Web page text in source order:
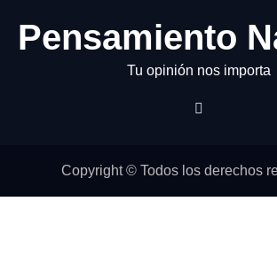
Pensamiento
Tu opinión nos importa
Copyright © Todos los derechos